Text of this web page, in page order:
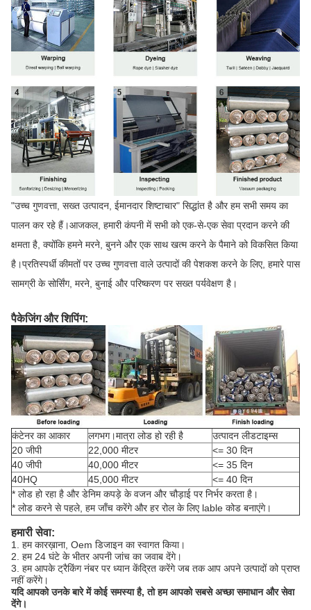
"उच्च गुणवत्ता, सख्त उत्पादन, ईमानदार शिष्टाचार" सिद्धांत है और हम सभी समय का
पालन कर रहे हैं।आजकल, हमारी कंपनी में सभी को एक-से-एक सेवा प्रदान करने की
क्षमता है, क्योंकि हमने मरने, बुनने और एक साथ खत्म करने के पैमाने को विकसित किया
है।प्रतिस्पर्धी कीमतों पर उच्च गुणवत्ता वाले उत्पादों की पेशकश करने के लिए, हमारे पास
सामग्री के सोर्सिंग, मरने, बुनाई और परिष्करण पर सख्त पर्यवेक्षण है।
पैकेजिंग और शिपिंग:
कंटेनर का आकार लगभग।मात्रा लोड हो रही है
उत्पादन लीडटाइम्स
20 जीपी
22,000 मीटर
<= 30 दिन
40 जीपी
40,000 मीटर
<= 35 दिन
40HQ
45,000 मीटर
<= 40 दिन
* लोड हो रहा है और डेनिम कपड़े के वजन और चौड़ाई पर निर्भर करता है।
* लोड करने से पहले, हम जाँच करेंगे और हर रोल के लिए lable कोड बनाएंगे।
हमारी सेवा:
1. हम कारख़ाना, Oem डिजाइन का स्वागत किया।
2. हम 24 घंटे के भीतर अपनी जांच का जवाब देंगे।
3. हम आपके ट्रैकिंग नंबर पर ध्यान केंद्रित करेंगे जब तक आप अपने उत्पादों को प्राप्त
नहीं करेंगे।
यदि आपको उनके बारे में कोई समस्या है, तो हम आपको सबसे अच्छा समाधान और सेवा
देंगे।